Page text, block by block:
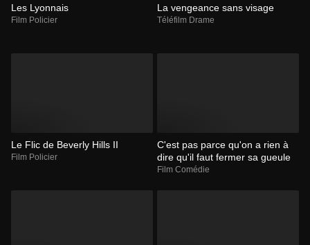
Les Lyonnais
Film Policier
La vengeance sans visage
Téléfilm Drame
Le Flic de Beverly Hills II
Film Policier
C'est pas parce qu'on a rien à
dire qu'il faut fermer sa gueule
Film Comédie